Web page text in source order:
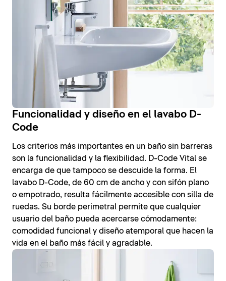
Funcionalidad y diseño en el lavabo D-
Code
Los criterios más importantes en un baño sin barreras
son la funcionalidad y la flexibilidad. D-Code Vital se
encarga de que tampoco se descuide la forma. El
lavabo D-Code, de 60 cm de ancho y con sifón plano
o empotrado, resulta fácilmente accesible con silla de
ruedas. Su borde perimetral permite que cualquier
usuario del baño pueda acercarse cómodamente:
comodidad funcional y diseño atemporal que hacen la
vida en el baño más fácil y agradable.